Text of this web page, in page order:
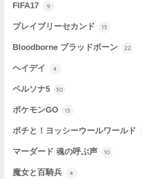
FIFA17 9
ブレイブリーセカンド 13
Bloodborne ブラッドボーン 22
ヘイデイ 4
ペルソナ5 30
ポケモンGO 13
ポチと！ヨッシーウールワールド
マーダード 魂の呼ぶ声 10
魔女と百騎兵 4